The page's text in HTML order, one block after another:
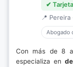
✔
📍 Pereira
Abogado
Con más de 8
especializa en